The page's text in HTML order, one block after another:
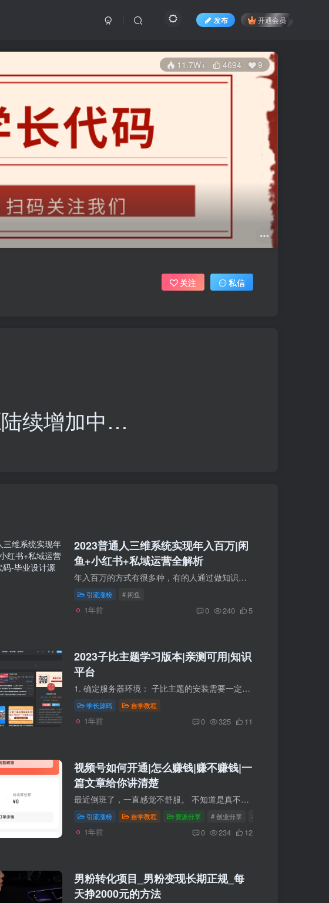
发布 开通会员
11.7W+ 4694 9
关注 私信
续增加中…
2023普通人三维系统实现年入百万|闲
鱼+小红书+私域运营全解析
年入百万的方式有很多种，有的人通过做知识付费卖课程实现年入百万有的人通过一个淘宝店实现年入百万在2016年的时候，我还在读大学，我就是亲眼看到了一个学长通过一个淘宝店卖女包，一个月八万...
引流涨粉 # 闲鱼
1年前 0 240 5
2023子比主题学习版本|亲测可用|知识
平台
1. 确定服务器环境： 子比主题的安装需要一定的服务器环境，如PHP版本要大于或等于7.0，推荐使用PHP7.4以上版本。同时，需要具备数据库的支持，如MySQL等。推荐使用宝塔搭建 2.下载并安装WordPr...
学长源码 自学教程
1年前 0 325 11
视频号如何开通|怎么赚钱|赚不赚钱|一
篇文章给你讲清楚
最近倒班了，一直感觉不舒服。 不知道是真不舒服还是假不舒服，总之不想干活。 说好写文章的，回到家，各种墨迹。 刚回来说躺床上休息一下，一看休息了一个小时了， 又说眼睛不好，应该买个胡萝...
引流涨粉 自学教程 资源分享 # 创业分享 # 公众号
1年前 0 234 12
男粉转化项目_男粉变现长期正规_每
天挣2000元的方法